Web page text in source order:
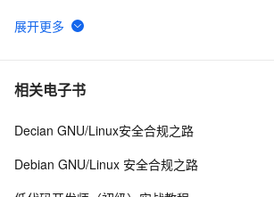
6 GNU make manual 翻译(六十九)
7 深入理解GCC 和 G++ 编译器
8 如何 python import h5py 报错 ：/
H5Pset_fapl_ros3
相关电子书
Decian GNU/Linux安全合规之路
Debian GNU/Linux 安全合规之路